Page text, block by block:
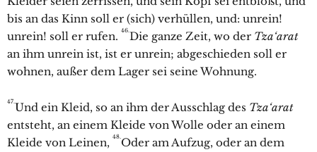
bis an das Kinn soll er (sich) verhüllen, und: unrein!
unrein! soll er rufen. 46.Die ganze Zeit, wo der Tza‘arat
an ihm unrein ist, ist er unrein; abgeschieden soll er
wohnen, außer dem Lager sei seine Wohnung.
47.Und ein Kleid, so an ihm der Ausschlag des Tza‘arat
entsteht, an einem Kleide von Wolle oder an einem
Kleide von Leinen, 48.Oder am Aufzug, oder an dem